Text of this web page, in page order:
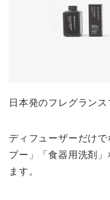
日本発のフレグランス
ディフューザーだけ
プー」「食器用洗剤
ます。